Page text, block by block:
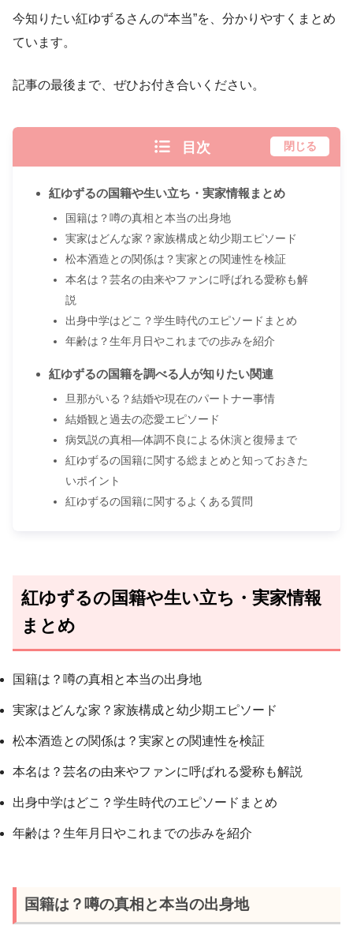
今知りたい紅ゆずるさんの“本当”を、分かりやすくまとめ
ています。
記事の最後まで、ぜひお付き合いください。
目次 閉じる
紅ゆずるの国籍や生い立ち・実家情報まとめ
国籍は？噂の真相と本当の出身地
実家はどんな家？家族構成と幼少期エピソード
松本酒造との関係は？実家との関連性を検証
本名は？芸名の由来やファンに呼ばれる愛称も解
説
出身中学はどこ？学生時代のエピソードまとめ
年齢は？生年月日やこれまでの歩みを紹介
紅ゆずるの国籍を調べる人が知りたい関連
旦那がいる？結婚や現在のパートナー事情
結婚観と過去の恋愛エピソード
病気説の真相―体調不良による休演と復帰まで
紅ゆずるの国籍に関する総まとめと知っておきた
いポイント
紅ゆずるの国籍に関するよくある質問
紅ゆずるの国籍や生い立ち・実家情報
まとめ
国籍は？噂の真相と本当の出身地
実家はどんな家？家族構成と幼少期エピソード
松本酒造との関係は？実家との関連性を検証
本名は？芸名の由来やファンに呼ばれる愛称も解説
出身中学はどこ？学生時代のエピソードまとめ
年齢は？生年月日やこれまでの歩みを紹介
国籍は？噂の真相と本当の出身地